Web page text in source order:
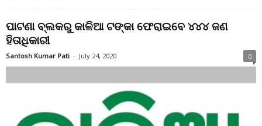
ପାଟଣା ବ୍ଲକରୁ କାଳିଆ ଟଙ୍କା ଫେରାଇବେ ୪୪୪ ଜଣ
ହିତାଧିକାରୀ
Santosh Kumar Pati - July 24, 2020 0